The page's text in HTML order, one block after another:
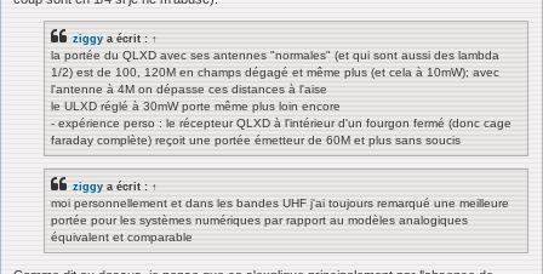
ziggy a écrit : ↑
la portée du QLXD avec ses antennes "normales" (et qui sont aussi des lambda
1/2) est de 100, 120M en champs dégagé et même plus (et cela à 10mW); avec
l'antenne à 4M on dépasse ces distances à l'aise
le ULXD réglé à 30mW porte même plus loin encore
- expérience perso : le récepteur QLXD à l'intérieur d'un fourgon fermé (donc cage
faraday complète) reçoit une portée émetteur de 60M et plus sans soucis
ziggy a écrit : ↑
moi personnellement et dans les bandes UHF j'ai toujours remarqué une meilleure
portée pour les systèmes numériques par rapport au modèles analogiques
équivalent et comparable